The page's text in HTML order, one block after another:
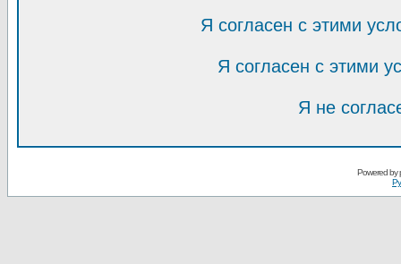
Я согласен с этими
Я согласен с этими
Я не
Powered by